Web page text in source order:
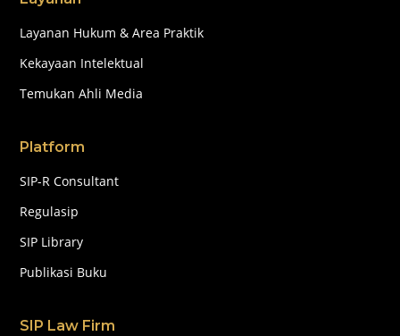
Layanan Hukum & Area Praktik
Kekayaan Intelektual
Temukan Ahli Media
Platform
SIP-R Consultant
Regulasip
SIP Library
Publikasi Buku
SIP Law Firm